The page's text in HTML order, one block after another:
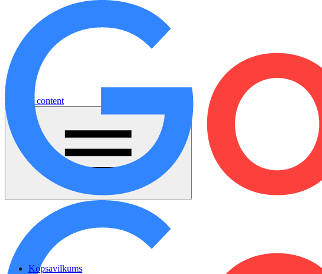
Jump to content
Kopsavilkums